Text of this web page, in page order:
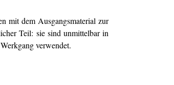
mit dem Ausgangsmaterial zur
Teil: sie sind unmittelbar in
verwendet.